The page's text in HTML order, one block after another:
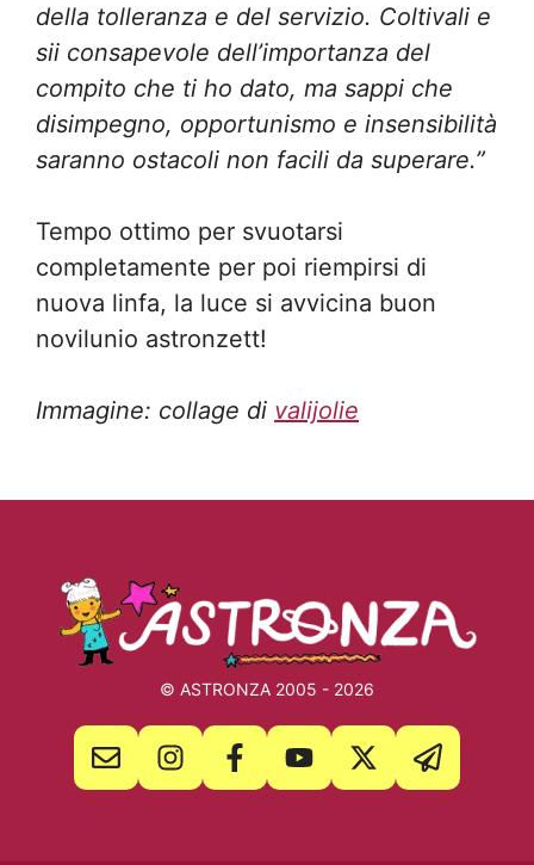
della tolleranza e del servizio. Coltivali e
sii consapevole dell’importanza del
compito che ti ho dato, ma sappi che
disimpegno, opportunismo e insensibilità
saranno ostacoli non facili da superare.”
Tempo ottimo per svuotarsi
completamente per poi riempirsi di
nuova linfa, la luce si avvicina buon
novilunio astronzett!
Immagine: collage di valijolie
© ASTRONZA 2005 - 2026